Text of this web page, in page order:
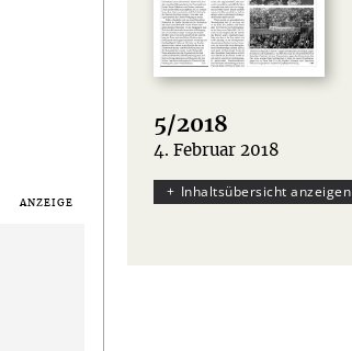
5/2018
:
4. Februar 2018
Inhaltsübersicht anzeigen